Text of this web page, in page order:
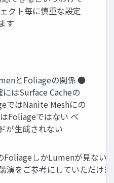
クト毎に慎重な設定
す
とFoliageの関係 ●
はSurface Cacheの
ではNanite Meshにの
Foliageではない ベ
が生成されない
FoliageしかLumenが見ない
演をご参考にしていただけ